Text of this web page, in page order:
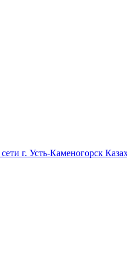
г. Усть-Каменогорск